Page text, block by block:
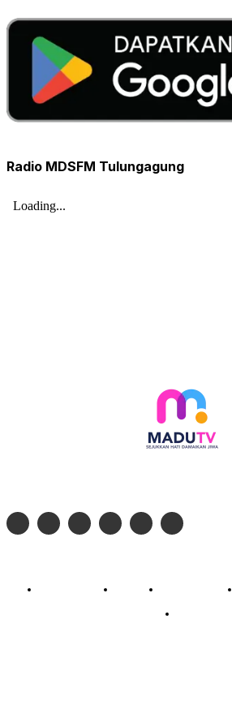
Radio MDSFM Tulungagung
Profil Madu TV Redaksi Pedoman Siber